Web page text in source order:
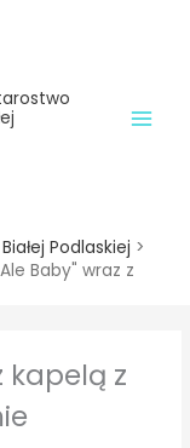
Podlaskiej >
Baby" wraz z
kapelą z